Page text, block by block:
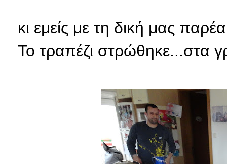
κι εμείς με τη δική μας
Το τραπέζι στρώθηκε...στα